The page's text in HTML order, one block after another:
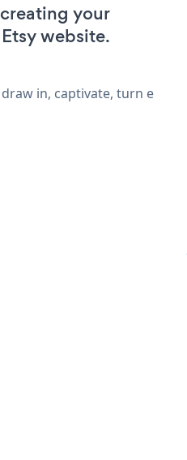
your
website.
in, captivate, turn e